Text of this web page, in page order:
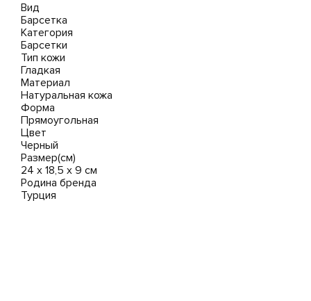
Вид
Барсетка
Категория
Барсетки
Тип кожи
Гладкая
Материал
Натуральная кожа
Форма
Прямоугольная
Цвет
Черный
Размер(см)
24 х 18,5 х 9 см
Родина бренда
Турция